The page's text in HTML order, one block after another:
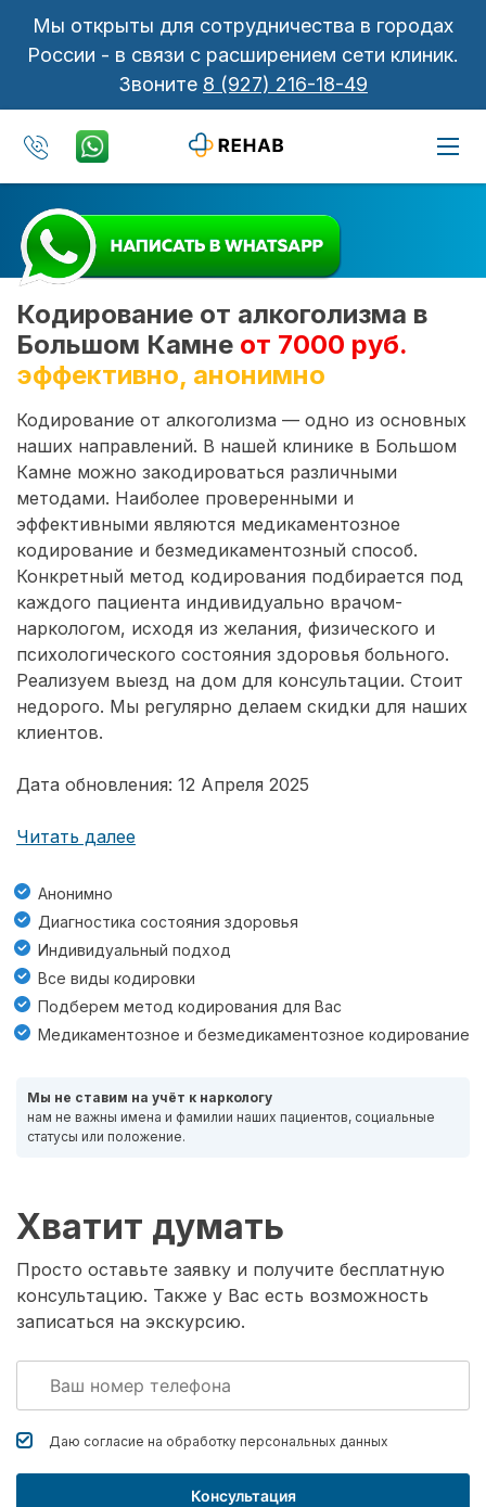
Мы открыты для сотрудничества в городах
России - в связи с расширением сети клиник.
Звоните 8 (927) 216-18-49
Кодирование от алкоголизма в
Большом Камне от 7000 руб.
эффективно, анонимно
Кодирование от алкоголизма — одно из основных
наших направлений. В нашей клинике в Большом
Камне можно закодироваться различными
методами. Наиболее проверенными и
эффективными являются медикаментозное
кодирование и безмедикаментозный способ.
Конкретный метод кодирования подбирается под
каждого пациента индивидуально врачом-
наркологом, исходя из желания, физического и
психологического состояния здоровья больного.
Реализуем выезд на дом для консультации. Стоит
недорого. Мы регулярно делаем скидки для наших
клиентов.
Дата обновления: 12 Апреля 2025
Читать далее
Анонимно
Диагностика состояния здоровья
Индивидуальный подход
Все виды кодировки
Подберем метод кодирования для Вас
Медикаментозное и безмедикаментозное кодирование
Мы не ставим на учёт к наркологу
нам не важны имена и фамилии наших пациентов, социальные
статусы или положение.
Хватит думать
Просто оставьте заявку и получите бесплатную
консультацию. Также у Вас есть возможность
записаться на экскурсию.
Даю согласие на обработку персональных данных
Консультация